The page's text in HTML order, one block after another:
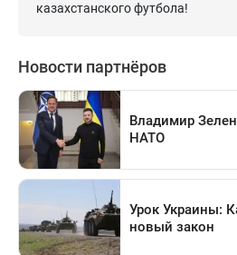
казахстанского футбола!